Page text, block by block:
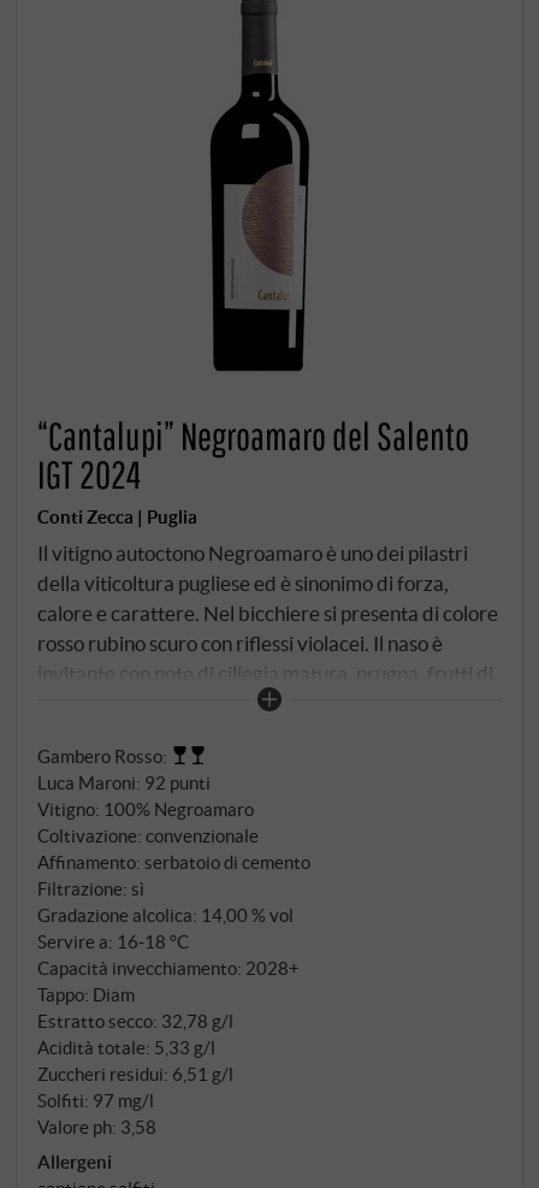
“Cantalupi” Negroamaro del Salento
IGT 2024
Conti Zecca | Puglia
Il vitigno autoctono Negroamaro è uno dei pilastri
della viticoltura pugliese ed è sinonimo di forza,
calore e carattere. Nel bicchiere si presenta di colore
rosso rubino scuro con riflessi violacei. Il naso è
invitante con note di ciliegia matura, prugna, frutti di
bosco e un accenno di erbe mediterranee. Al palato è
un finale speziato. L'affinamento in vasche di acciaio
inox enfatizza la freschezza e gli aromi varietali del
Negroamaro. Un vino rosso non complicato,
dall'affascinante maturazione e dall'anima simpatica
e molto regionale. SUPERIORE.DE
Gambero Rosso:
Luca Maroni: 92 punti
Vitigno: 100% Negroamaro
Coltivazione: convenzionale
Affinamento: serbatoio di cemento
Filtrazione: sì
Gradazione alcolica: 14,00 % vol
Servire a: 16‑18 °C
Capacità invecchiamento: 2028+
Tappo: Diam
Estratto secco: 32,78 g/l
Acidità totale: 5,33 g/l
Zuccheri residui: 6,51 g/l
Solfiti: 97 mg/l
Valore ph: 3,58
Allergeni